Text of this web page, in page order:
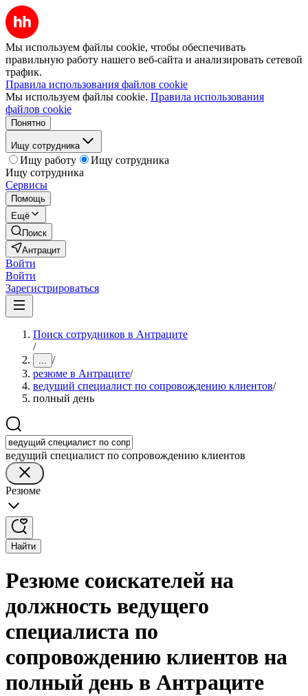
Мы используем файлы cookie, чтобы обеспечивать
правильную работу нашего веб-сайта и анализировать сетевой
трафик.
Правила использования файлов cookie
Мы используем файлы cookie. Правила использования
файлов cookie
Понятно
Ищу сотрудника
Ищу работу
Ищу сотрудника
Ищу сотрудника
Сервисы
Помощь
Ещё
Поиск
Антрацит
Войти
Войти
Зарегистрироваться
Поиск сотрудников в Антраците
/
... /
резюме в Антраците/
ведущий специалист по сопровождению клиентов/
полный день
ведущий специалист по сопровождению клиентов
Резюме
Найти
Резюме соискателей на
должность ведущего
специалиста по
сопровождению клиентов на
полный день в Антраците